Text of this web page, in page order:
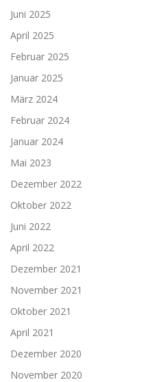
Juni 2025
April 2025
Februar 2025
Januar 2025
März 2024
Februar 2024
Januar 2024
Mai 2023
Dezember 2022
Oktober 2022
Juni 2022
April 2022
Dezember 2021
November 2021
Oktober 2021
April 2021
Dezember 2020
November 2020